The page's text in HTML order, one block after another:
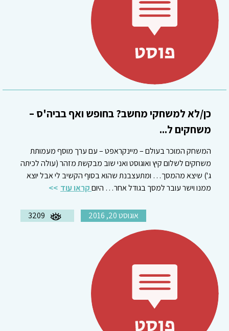
כן/לא למשחקי מחשב? בחופש ואף בביה'ס –
משחקים ל...
המשחק המוכר בעולם – מיינקראפט – עם ערך מוסף מעמותת
משחקים לשלום קיץ ואוגוסט ואני שוב מבקשת מזהר (עולה לכיתה
ג') שיצא מהמסך… ומתעצבנת שהוא בסוף הקשיב לי אבל יוצא
ממנו וישר עובר למסך בגודל אחר… היוםקראו עוד
אוגוסט 20, 2016 3209